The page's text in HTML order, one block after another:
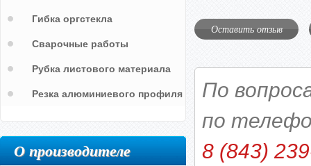
Оставить отзыв
По
по
8 (843)
Гибка оргстекла
Сварочные работы
Рубка листового материала
Резка алюминиевого профиля
О производителе